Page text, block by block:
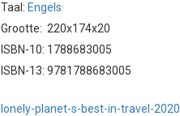
Taal: Engels
Grootte: 220x174x20
ISBN-10: 1788683005
ISBN-13: 9781788683005
lonely-planet-s-best-in-travel-2020